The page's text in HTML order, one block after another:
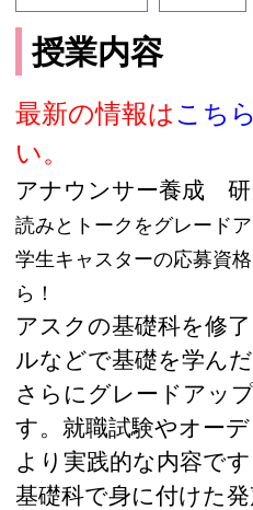
授業内容
最新の情報はこち
い。
アナウンサー養成
読みとトークをグレードア
学生キャスターの応募資
ら！
アスクの基礎科を修
ルなどで基礎を学ん
さらにグレードアッ
す。就職試験やオー
より実践的な内容です
基礎科で身に付けた